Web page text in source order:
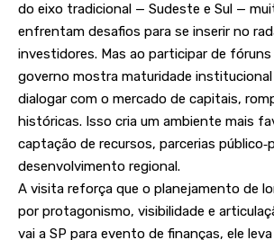
do eixo tradicional — Sudeste e Sul —
enfrentam desafios para se inserir no
investidores. Mas ao participar de
governo mostra maturidade institucional
dialogar com o mercado de capitais,
históricas. Isso cria um ambiente mais
captação de recursos, parcerias
desenvolvimento regional.
A visita reforça que o planejamento de
por protagonismo, visibilidade e
vai a SP para evento de finanças, ele